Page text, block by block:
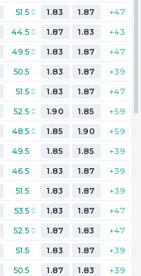
51.5 1.83 1.87
+47
44.5 1.87 1.83
+43
49.5 1.83 1.87
+47
50.5 1.83 1.87
+39
51.5 1.83 1.87
+47
52.5 1.90 1.85
+59
48.5 1.85 1.90
+59
49.5 1.85 1.85
+39
46.5 1.83 1.87
+39
51.5 1.83 1.87
+39
53.5 1.83 1.87
+47
52.5 1.87 1.83
+47
51.5 1.83 1.87
+39
50.5 1.87 1.83
+39